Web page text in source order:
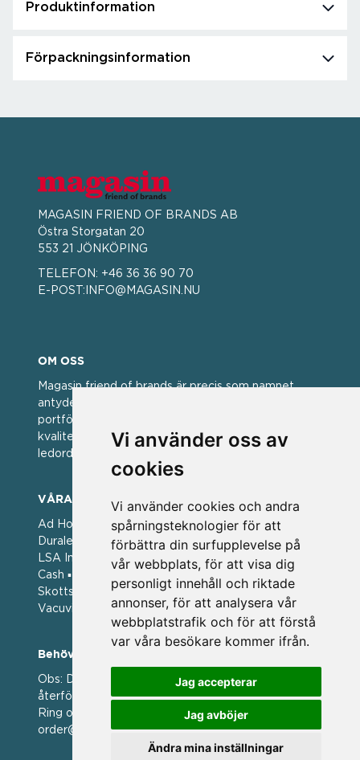
Vi använder oss av
cookies
Vi använder cookies och andra
spårningsteknologier för att
förbättra din surfupplevelse på
vår webbplats, för att visa dig
personligt innehåll och riktade
annonser, för att analysera vår
webbplatstrafik och för att förstå
var våra besökare kommer ifrån.
Jag accepterar
Jag avböjer
Ändra mina inställningar
Produktinformation
Förpackningsinformation
MAGASIN FRIEND OF BRANDS AB
Östra Storgatan 20
553 21 JÖNKÖPING
TELEFON: +46 36 36 90 70
E-POST: INFO@MAGASIN.NU
OM OSS
Magasin friend of brands är precis som namnet
antyder; en vän av varumärken. Vi har idag en stor
portfölj med välkända varumärken med hög
kvalitet. För oss har kvalitet alltid varit ett av
ledorden och som styrt vår verksamhet.
VÅRA VARUMÄRKEN
Ad Hoc ▪ Bialetti ▪ Cole & Mason ▪ Caps Me ▪
Duralex ▪ Forged ▪ G3 Ferrari ▪ Ken Hom ▪ Kilner ▪
LSA International ▪ Laguiole Style de Vie ▪ Mason
Cash ▪ Pintinox ▪ Plate-it ▪ Price and Kengsington ▪
Skottsberg ▪ Scandinavian Home ▪ Style de Vie ▪
Vacuvin ▪ Viners ▪ Zack ▪ Zyliss
Behöver du hjälp att beställa?
Obs: Detta är en webshop enbart för våra
återförsäljare.
Ring oss på 036 369070 eller mejla till oss på
order@magasin.nu